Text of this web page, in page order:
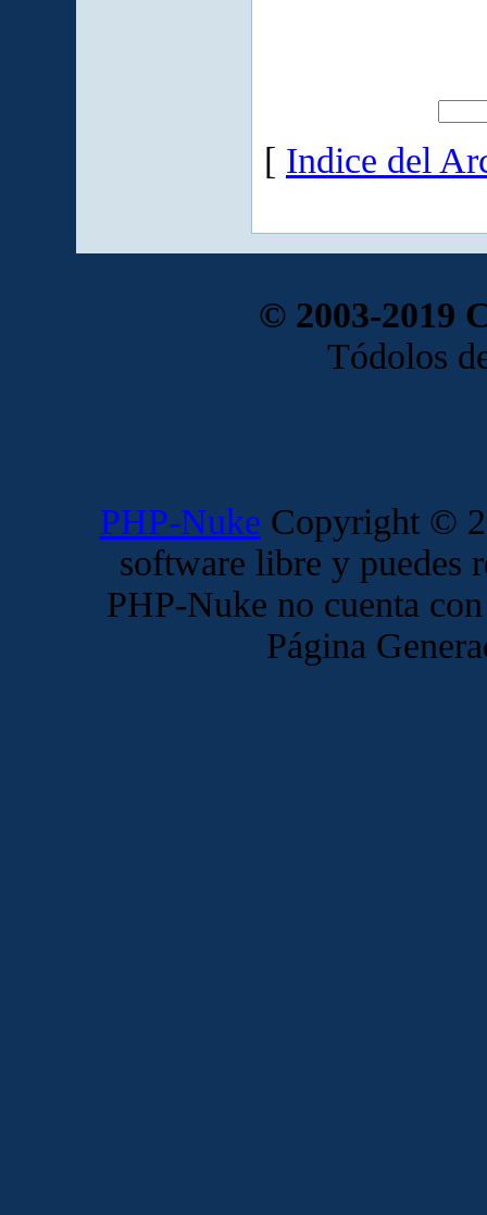
[ Indice del
© 2003-2019
Tódolos
PHP-Nuke Copyright ©
software libre y
PHP-Nuke no cuenta
Página